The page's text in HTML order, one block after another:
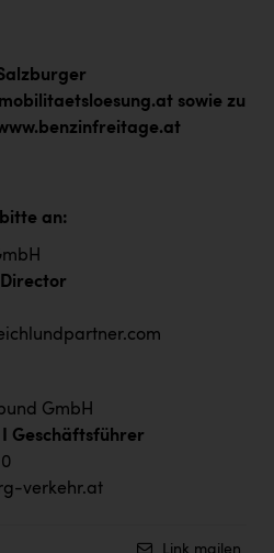
sowie zu
an:
GmbH
Geschäftsführer
verkehr.at